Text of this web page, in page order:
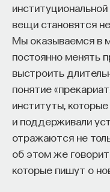
вещи становятся
Мы оказываемся в
постоянно менять
выстроить
понятие
институты,
и поддерживали
отражаются не
об этом же говорит
которые пишут о